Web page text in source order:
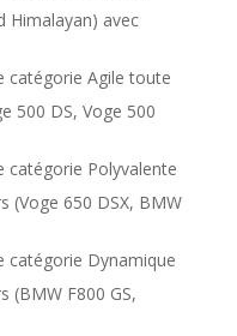
Himalayan) avec
catégorie Agile toute
500 DS, Voge 500
Polyvalente
(Voge 650 DSX, BMW
catégorie Dynamique
(BMW F800 GS,